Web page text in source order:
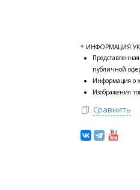
* ИНФОРМАЦИЯ
публичной
Информация о
Изображения
Сравнить